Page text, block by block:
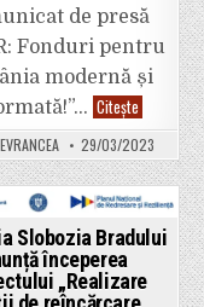
de presă
Fonduri pentru
modernă și
Citește
COMUNA
VIZANTEA-
LIVEZI
anunță
începerea
proiectului
„Achiziția
de
microbuze
nepoluante
și
stații
29/03/2023
Slobozia Bradului
începerea
„Realizare